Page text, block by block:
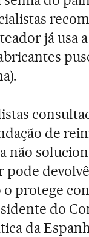
já usa
de
não
pode
o protege
do
da